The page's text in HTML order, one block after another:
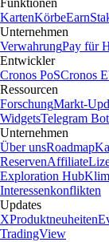
Funktionen
KartenKörbeEarn
Unternehmen
VerwahrungPay für
Entwickler
Cronos PoSCronos
Ressourcen
ForschungMarkt-
WidgetsTelegram Bot
Unternehmen
Über unsRoadmap
ReservenAffiliate
Exploration Hub
Interessenkonflikten
Updates
XProduktneuheiten
TradingView